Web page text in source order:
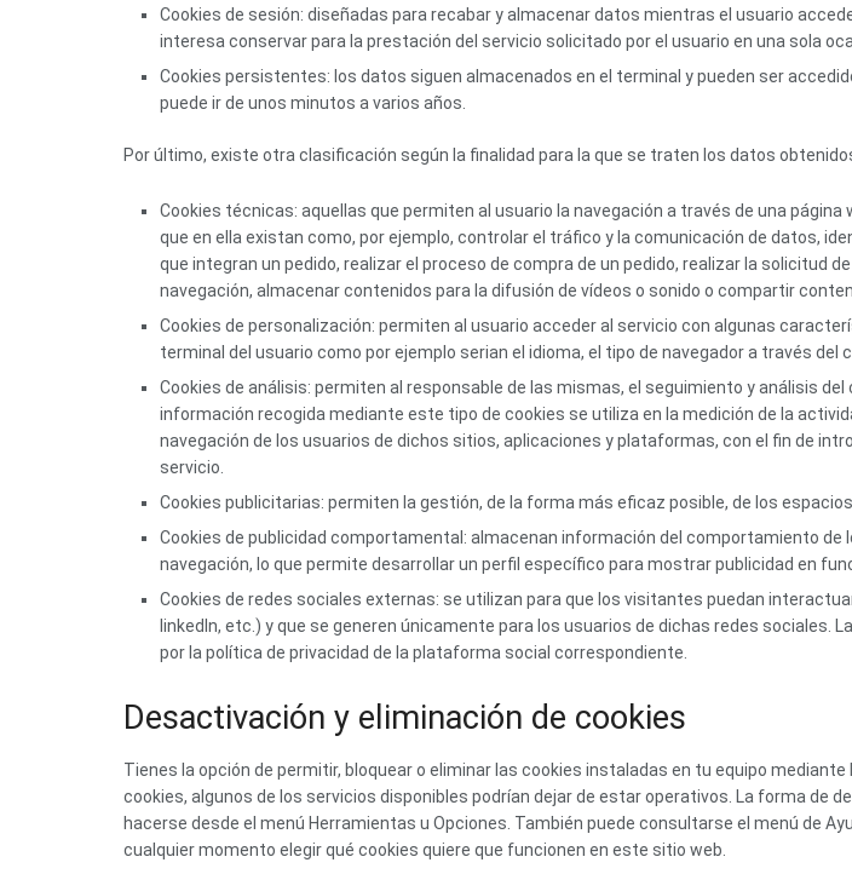
Cookies de sesión: diseñadas para recabar y almacenar datos mientras el usuario
interesa conservar para la prestación del servicio solicitado por el usuario en una sola
Cookies persistentes: los datos siguen almacenados en el terminal y pueden ser
puede ir de unos minutos a varios años.
Por último, existe otra clasificación según la finalidad para la que se traten los datos
Cookies técnicas: aquellas que permiten al usuario la navegación a través de una
que en ella existan como, por ejemplo, controlar el tráfico y la comunicación de datos,
que integran un pedido, realizar el proceso de compra de un pedido, realizar la
navegación, almacenar contenidos para la difusión de vídeos o sonido o compartir
Cookies de personalización: permiten al usuario acceder al servicio con algunas
terminal del usuario como por ejemplo serian el idioma, el tipo de navegador a través
Cookies de análisis: permiten al responsable de las mismas, el seguimiento y análisis
información recogida mediante este tipo de cookies se utiliza en la medición de la
navegación de los usuarios de dichos sitios, aplicaciones y plataformas, con el fin de
servicio.
Cookies publicitarias: permiten la gestión, de la forma más eficaz posible, de los
Cookies de publicidad comportamental: almacenan información del comportamiento
navegación, lo que permite desarrollar un perfil específico para mostrar publicidad en
Cookies de redes sociales externas: se utilizan para que los visitantes puedan
linkedIn, etc.) y que se generen únicamente para los usuarios de dichas redes
por la política de privacidad de la plataforma social correspondiente.
Desactivación y eliminación de cookies
Tienes la opción de permitir, bloquear o eliminar las cookies instaladas en tu equipo
cookies, algunos de los servicios disponibles podrían dejar de estar operativos. La forma de
hacerse desde el menú Herramientas u Opciones. También puede consultarse el menú de
cualquier momento elegir qué cookies quiere que funcionen en este sitio web.